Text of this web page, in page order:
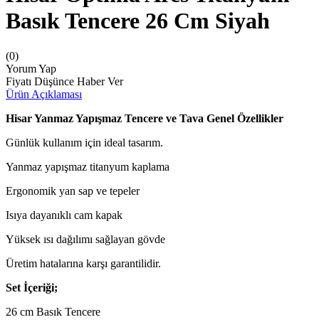
Basık Tencere 26 Cm Siyah
(0)
Yorum Yap
Fiyatı Düşünce Haber Ver
Ürün Açıklaması
Hisar Yanmaz Yapışmaz Tencere ve Tava Genel Özellikler
Günlük kullanım için ideal tasarım.
Yanmaz yapışmaz titanyum kaplama
Ergonomik yan sap ve tepeler
Isıya dayanıklı cam kapak
Yüksek ısı dağılımı sağlayan gövde
Üretim hatalarına karşı garantilidir.
Set İçeriği;
26 cm Basık Tencere